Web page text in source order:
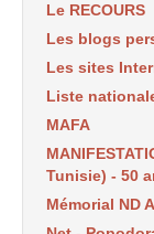
Le RECOURS
Les blogs
Les sites
Liste
MAFA
Tunisie) - 50
Mémorial ND